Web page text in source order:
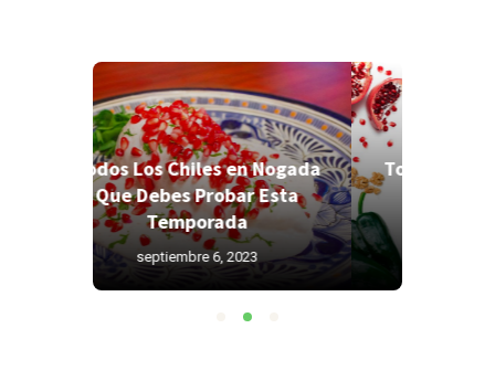
Todos Los Chiles en Nogada
Que Debes Probar Esta
Temporada
agosto 26, 2022